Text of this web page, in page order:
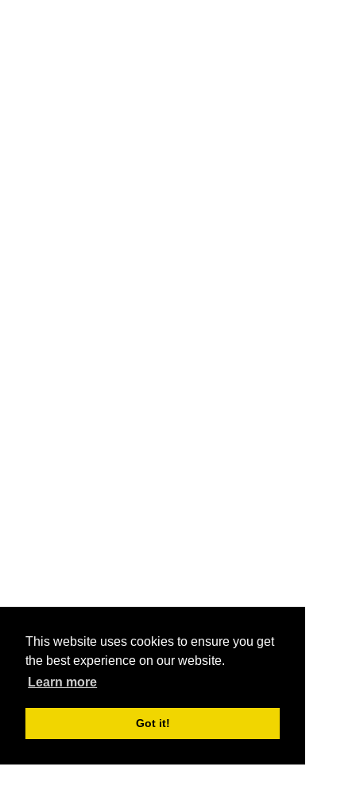
This website uses cookies to ensure you get
the best experience on our website.
Learn more
Got it!